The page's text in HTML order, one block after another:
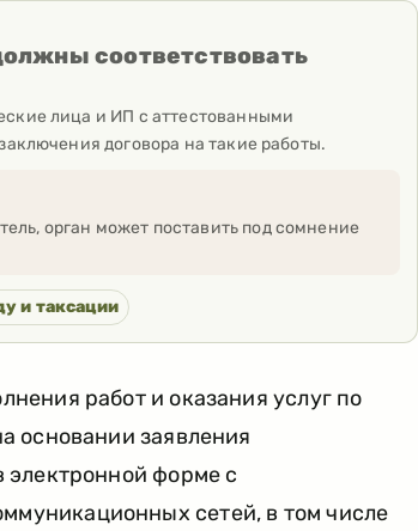
соответствовать
лица и ИП с аттестованными
договора на такие работы.
орган может поставить под сомнение
и таксации
работ и оказания услуг по
основании заявления
электронной форме с
сетей, в том числе